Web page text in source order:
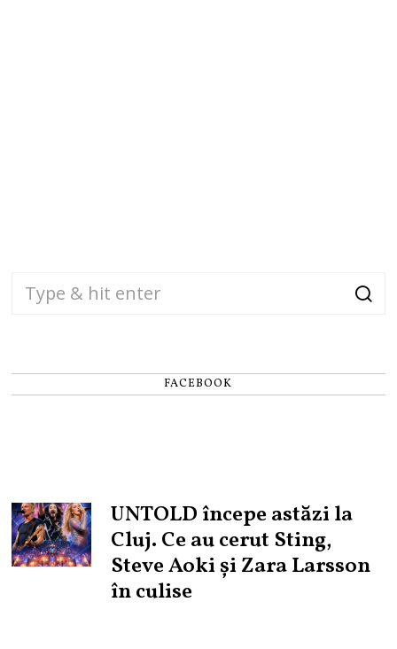
FACEBOOK
UNTOLD începe astăzi la
Cluj. Ce au cerut Sting,
Steve Aoki și Zara Larsson
în culise